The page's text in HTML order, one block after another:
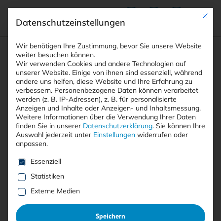
Suchfeld
Suchen
Breadcrumb-Navigation
STARTSEITE
ARTIKEL
PLAY-RANSOMWARE: NEUE LINUX-VARIANTE …
Inhaltsverzeichnis
Mit <kes>+ lesen
Play-Ransomware: Neue
Mit
Datenschutzeinstellungen
Wir benötigen Ihre Zustimmung, bevor Sie unsere Website
weiter besuchen können.
Wir verwenden Cookies und andere Technologien auf
unserer Website. Einige von ihnen sind essenziell, während
andere uns helfen, diese Website und Ihre Erfahrung zu
verbessern. Personenbezogene Daten können verarbeitet
werden (z. B. IP-Adressen), z. B. für personalisierte
Anzeigen und Inhalte oder Anzeigen- und Inhaltsmessung.
Weitere Informationen über die Verwendung Ihrer Daten
finden Sie in unserer Datenschutzerklärung. Sie können Ihre
Auswahl jederzeit unter Einstellungen widerrufen oder
anpassen.
Es folgt eine Liste der Service-Gruppen, für die eine
Essenziell
Statistiken
Externe Medien
Speichern